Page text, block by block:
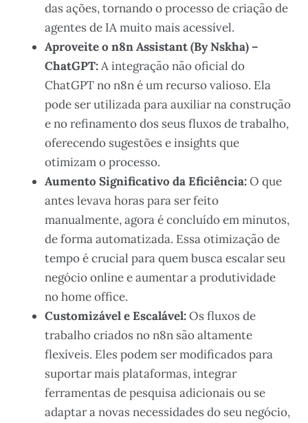
das ações, tornando o processo de criação de
agentes de IA muito mais acessível.
Aproveite o n8n Assistant (By Nskha) –
ChatGPT:A integração não oficial do
ChatGPT no n8n é um recurso valioso. Ela
pode ser utilizada para auxiliar na construção
e no refinamento dos seus fluxos de trabalho,
oferecendo sugestões e insights que
otimizam o processo.
Aumento Significativo da Eficiência:O que
antes levava horas para ser feito
manualmente, agora é concluído em minutos,
de forma automatizada. Essa otimização de
tempo é crucial para quem busca escalar seu
negócio online e aumentar a produtividade
no home office.
Customizável e Escalável:Os fluxos de
trabalho criados no n8n são altamente
flexíveis. Eles podem ser modificados para
suportar mais plataformas, integrar
ferramentas de pesquisa adicionais ou se
adaptar a novas necessidades do seu negócio,